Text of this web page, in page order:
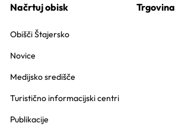
Načrtuj obisk
Obišči Štajersko
Novice
Medijsko središče
Turistično informacijski centri
Publikacije
Trgovina